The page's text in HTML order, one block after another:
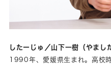
したーじゅ／山下一樹（やまし
1990年、愛媛県生まれ。高校